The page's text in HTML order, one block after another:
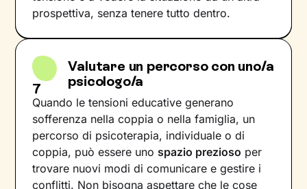
prospettiva, senza tenere tutto dentro.
7
Valutare un percorso con uno/a
psicologo/a
Quando le tensioni educative generano
sofferenza nella coppia o nella famiglia, un
percorso di psicoterapia, individuale o di
coppia, può essere uno spazio prezioso per
trovare nuovi modi di comunicare e gestire i
conflitti. Non bisogna aspettare che le cose